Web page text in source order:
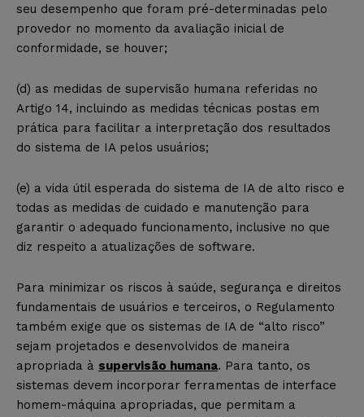
seu desempenho que foram pré-determinadas pelo
provedor no momento da avaliação inicial de
conformidade, se houver;
(d) as medidas de supervisão humana referidas no
Artigo 14, incluindo as medidas técnicas postas em
prática para facilitar a interpretação dos resultados
do sistema de IA pelos usuários;
(e) a vida útil esperada do sistema de IA de alto risco e
todas as medidas de cuidado e manutenção para
garantir o adequado funcionamento, inclusive no que
diz respeito a atualizações de software.
Para minimizar os riscos à saúde, segurança e direitos
fundamentais de usuários e terceiros, o Regulamento
também exige que os sistemas de IA de “alto risco”
sejam projetados e desenvolvidos de maneira
apropriada à supervisão humana. Para tanto, os
sistemas devem incorporar ferramentas de interface
homem-máquina apropriadas, que permitam a